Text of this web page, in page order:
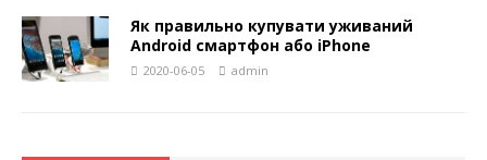
Як правильно купувати уживаний
Android смартфон або iPhone
2020-06-05 admin